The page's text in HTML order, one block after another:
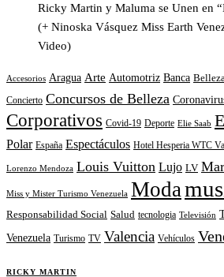
Ricky Martin y Maluma se Unen en
(+ Ninoska Vásquez Miss Earth
Video)
Accesorios Aragua Arte Automotriz Banca Belleza
Concierto Concursos de Belleza
Corporativos Covid-19 Deporte Elie Saab
Polar España Espectáculos Hotel Hesperia WTC
Lorenzo Mendoza Louis Vuitton Lujo LV
Miss y Mister Turismo Venezuela Moda
Responsabilidad Social Salud tecnologia Televisión
Venezuela Turismo TV Valencia Vehículos
RICKY MARTIN